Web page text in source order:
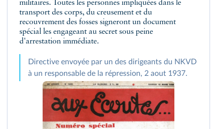
militaires. Toutes les personnes impliquées dans le
transport des corps, du creusement et du
recouvrement des fosses signeront un document
spécial les engageant au secret sous peine
d'arrestation immédiate.
Directive envoyée par un des dirigeants du NKVD
à un responsable de la répression, 2 aout 1937.